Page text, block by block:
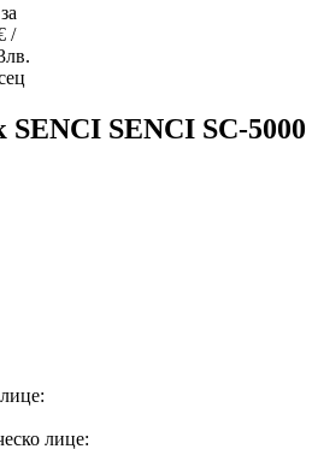
/
SENCI SENCI SC-5000
лице: